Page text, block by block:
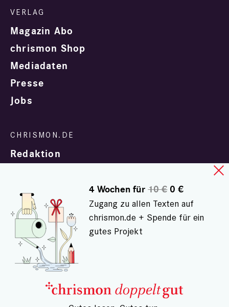
Magazin Abo
chrismon Shop
Mediadaten
Presse
Jobs
Redaktion
In Zusammenarbeit mit
© chrismon.de 2001 - 2026
Alle Rechte vorbehalten.
4 Wochen für10 €0 €
Zugang zu allen Texten auf
chrismon.de + Spende für ein
gutes Projekt